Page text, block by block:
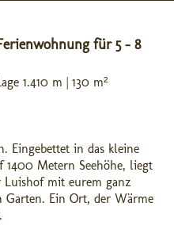
für 5 - 8
1.410 m | 130 m²
Eingebettet in das kleine
1400 Metern Seehöhe, liegt
mit eurem ganz
Garten. Ein Ort, der Wärme